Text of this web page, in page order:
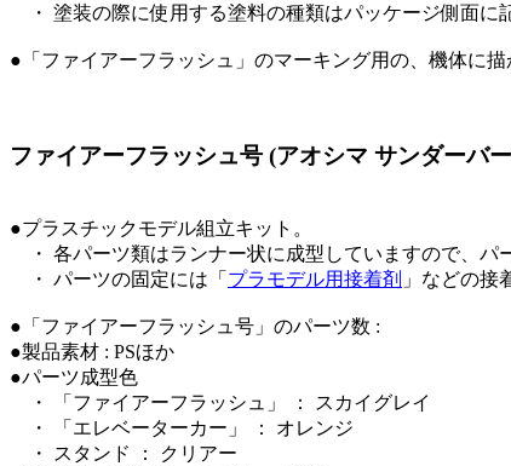
・ 塗装の際に使用する塗料の種類はパッケージ側面に
●「ファイアーフラッシュ」のマーキング用の、機体に
ファイアーフラッシュ号 (アオシマ サンダーバ
●プラスチックモデル組立キット。
・ 各パーツ類はランナー状に成型していますので、パ
・ パーツの固定には「 プラモデル用接着剤 」などの接
●「ファイアーフラッシュ号」のパーツ数 :
●製品素材 : PSほか
●パーツ成型色
・ 「ファイアーフラッシュ」 ： スカイグレイ
・ 「エレベーターカー」 ： オレンジ
・ スタンド ： クリアー